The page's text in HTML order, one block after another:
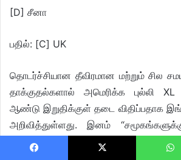
[D] சீனா
பதில்: [C] UK
தொடர்ச்சியான தீவிரமான மற்றும் சில
தாக்குதல்களால் அமெரிக்க புல்லி
ஆண்டு இறுதிக்குள் தடை விதிப்பதாக
அறிவித்துள்ளது. இனம்
கருதப்படுகிறது. அமெரிக்கன் புல்லி